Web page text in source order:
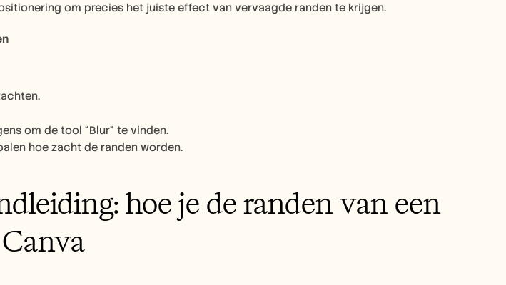
om precies het juiste effect van vervaagde randen te krijgen.
om de tool “Blur” te vinden.
hoe zacht de randen worden.
hoe je de randen van een